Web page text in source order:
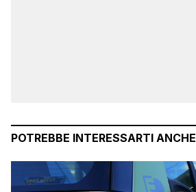
POTREBBE INTERESSARTI ANCHE